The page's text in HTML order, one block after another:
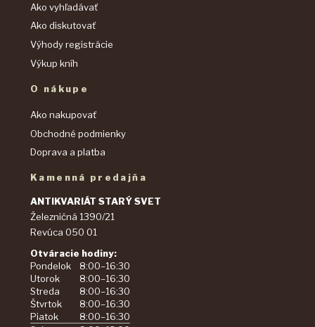
Ako vyhľadávať
Ako diskutovať
Výhody registrácie
Výkup kníh
O nákupe
Ako nakupovať
Obchodné podmienky
Doprava a platba
Kamenná predajňa
ANTIKVARIÁT STARÝ SVET
Železničná 1390/21
Revúca 050 01
Otváracie hodiny:
Pondelok
8:00–16:30
Utorok
8:00–16:30
Streda
8:00–16:30
Štvrtok
8:00–16:30
Piatok
8:00–16:30